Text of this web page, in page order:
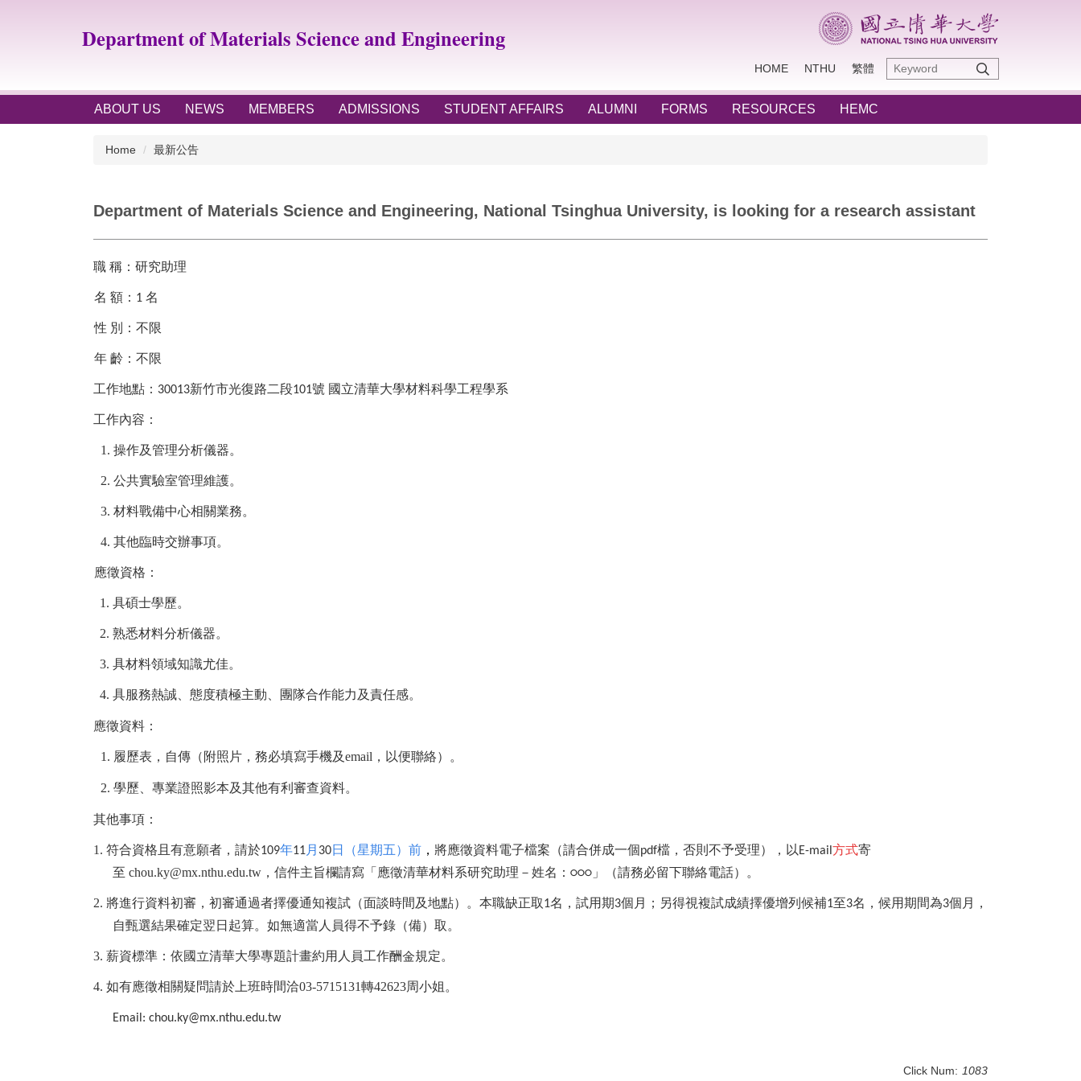
block
Department of Materials Science and Engineering
HOME NTHU 繁體
ABOUT US NEWS MEMBERS ADMISSIONS STUDENT AFFAIRS ALUMNI FORMS RESOURCES HEMC
Home 最新公告
Department of Materials Science and Engineering, National Tsinghua University, is looking for a research assistant
職 稱：研究助理
名 額： 1 名
性 別：不限
年 齡：不限
工作地點： 30013新竹市光復路二段101號 國立清華大學材料科學工程學系
工作內容：
1. 操作及管理分析儀器。
2. 公共實驗室管理維護。
3. 材料戰備中心相關業務。
4. 其他臨時交辦事項。
應徵資格：
1. 具碩士學歷。
2. 熟悉材料分析儀器。
3. 具材料領域知識尤佳。
4. 具服務熱誠、態度積極主動、團隊合作能力及責任感。
應徵資料：
1. 履歷表，自傳（附照片，務必填寫手機及email ，以便聯絡）。
2. 學歷、專業證照影本及其他有利審查資料。
其他事項：
1. 符合資格且有意願者，請於109年11月 30日（星期五）前 ， 將應徵資料電子檔案（請合併成一個pdf檔，否則不予受理），以 E-mail 方式寄
至 chou.ky@mx.nthu.edu.tw ，信件主旨欄請寫「應徵清華材料系研究助理－姓名： ○○○ 」 （請務必留下聯絡電話） 。
2. 將進行資料初審，初審通過者擇優通知複試（面談時間及地點）。本職缺正取1名，試用期3個月；另得視複試成績擇優增列候補1至3名，候用期間為3個月，
自甄選結果確定翌日起算。如無適當人員得不予錄（備）取。
3. 薪資標準：依國立清華大學專題計畫約用人員工作酬金規定。
4. 如有應徵相關疑問請於上班時間洽03-5715131轉42623周小姐。
Email: chou.ky@mx.nthu.edu.tw
Click Num: 1083